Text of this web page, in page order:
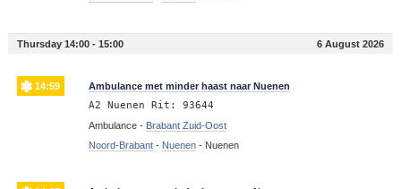
Thursday 14:00 - 15:00 6 August 2026
14:59 Ambulance met minder haast naar Nuenen
A2 Nuenen Rit: 93644
Ambulance - Brabant Zuid-Oost
Noord-Brabant- Nuenen- Nuenen